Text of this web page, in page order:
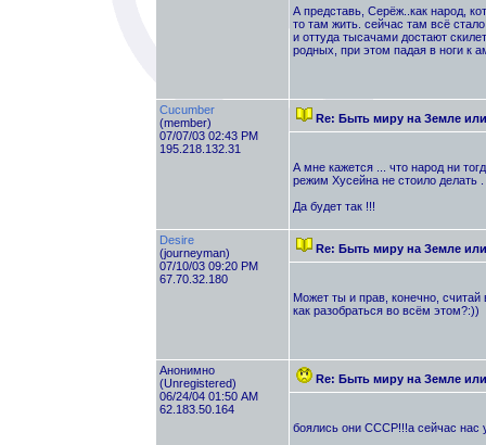
А представь, Серёж..как народ,
то там жить. сейчас там всё
и оттуда тысачами достают
родных, при этом падая в ноги к
Cucumber
(member)
07/07/03 02:43 PM
195.218.132.31
Re: Быть миру на Земле
А мне кажется ... что народ ни
режим Хусейна не стоило делать
Да будет так !!!
Desire
(journeyman)
07/10/03 09:20 PM
67.70.32.180
Re: Быть миру на Земле
Может ты и прав, конечно,
как разобраться во всём этом?:))
Анонимно
(Unregistered)
06/24/04 01:50 AM
62.183.50.164
Re: Быть миру на Земле
боялись они СССР!!!а сейчас нас